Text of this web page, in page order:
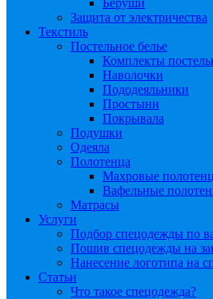
Беруши
Защита от электричества
Текстиль
Постельное белье
Комплекты
Наволочки
Пододеяльники
Простыни
Покрывала
Подушки
Одеяла
Полотенца
Махровые
Вафельные
Матрасы
Услуги
Подбор спецодежды по
Пошив спецодежды на
Нанесение логотипа на
Статьи
Что такое спецодежда?